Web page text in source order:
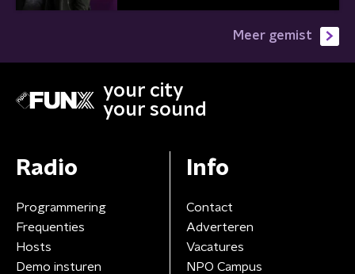
Meer gemist
your city
your sound
Radio
Programmering
Frequenties
Hosts
Demo insturen
Info
Contact
Adverteren
Vacatures
NPO Campus